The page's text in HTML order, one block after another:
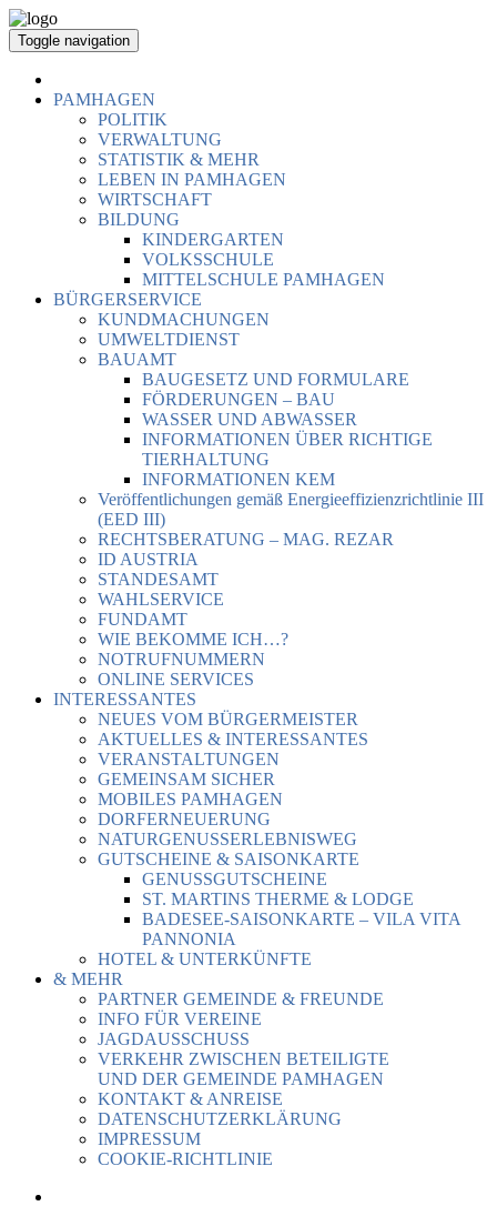
Toggle navigation
PAMHAGEN
POLITIK
VERWALTUNG
STATISTIK & MEHR
LEBEN IN PAMHAGEN
WIRTSCHAFT
BILDUNG
KINDERGARTEN
VOLKSSCHULE
MITTELSCHULE PAMHAGEN
BÜRGERSERVICE
KUNDMACHUNGEN
UMWELTDIENST
BAUAMT
BAUGESETZ UND FORMULARE
FÖRDERUNGEN – BAU
WASSER UND ABWASSER
INFORMATIONEN ÜBER RICHTIGE
TIERHALTUNG
INFORMATIONEN KEM
Veröffentlichungen gemäß Energieeffizienzrichtlinie III
(EED III)
RECHTSBERATUNG – MAG. REZAR
ID AUSTRIA
STANDESAMT
WAHLSERVICE
FUNDAMT
WIE BEKOMME ICH…?
NOTRUFNUMMERN
ONLINE SERVICES
INTERESSANTES
NEUES VOM BÜRGERMEISTER
AKTUELLES & INTERESSANTES
VERANSTALTUNGEN
GEMEINSAM SICHER
MOBILES PAMHAGEN
DORFERNEUERUNG
NATURGENUSSERLEBNISWEG
GUTSCHEINE & SAISONKARTE
GENUSSGUTSCHEINE
ST. MARTINS THERME & LODGE
BADESEE-SAISONKARTE – VILA VITA
PANNONIA
HOTEL & UNTERKÜNFTE
& MEHR
PARTNER GEMEINDE & FREUNDE
INFO FÜR VEREINE
JAGDAUSSCHUSS
VERKEHR ZWISCHEN BETEILIGTE
UND DER GEMEINDE PAMHAGEN
KONTAKT & ANREISE
DATENSCHUTZERKLÄRUNG
IMPRESSUM
COOKIE-RICHTLINIE